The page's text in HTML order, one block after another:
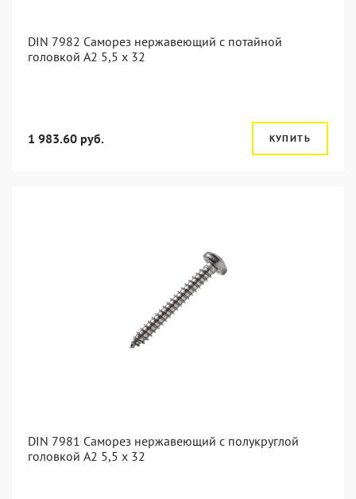
DIN 7982 Саморез нержавеющий с потайной
головкой А2 5,5 x 32
1 983.60 руб. КУПИТЬ
DIN 7981 Саморез нержавеющий с полукруглой
головкой А2 5,5 x 32